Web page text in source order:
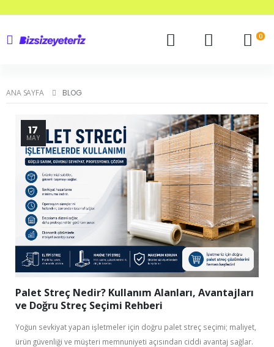
0
ANA SAYFA BLOG
17
MAY
Palet Streç Nedir? Kullanım Alanları, Avantajları
ve Doğru Streç Seçimi Rehberi
Yoğun sevkiyat yapan işletmeler için doğru palet streç seçimi; maliyet,
ürün güvenliği ve müşteri memnuniyeti açısından ciddi avantaj sağlar.